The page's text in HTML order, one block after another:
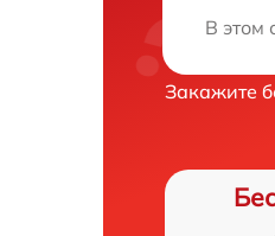
В этом
Закажите